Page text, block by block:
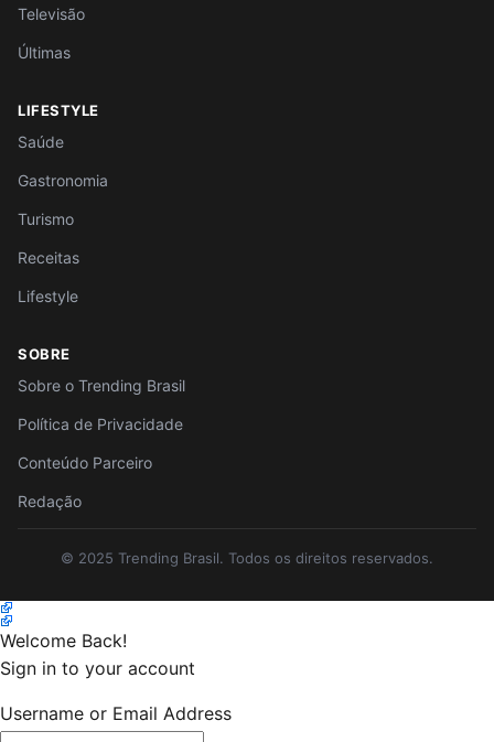
Televisão
Últimas
LIFESTYLE
Saúde
Gastronomia
Turismo
Receitas
Lifestyle
SOBRE
Sobre o Trending Brasil
Política de Privacidade
Conteúdo Parceiro
Redação
© 2025 Trending Brasil. Todos os direitos reservados.
Welcome Back!
Sign in to your account
Username or Email Address